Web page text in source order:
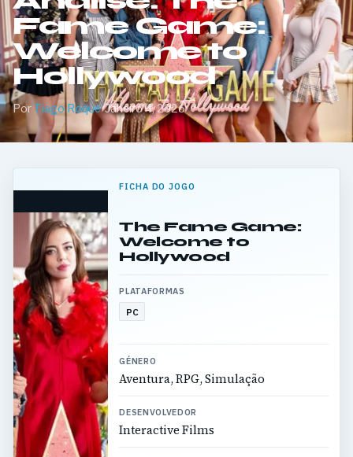
Fame Game:
Welcome to
Hollywood
Por Tiago Roque·Janeiro 4, 2026
FICHA DO JOGO
The Fame Game:
Welcome to
Hollywood
PLATAFORMAS
PC
GÉNERO
Aventura, RPG, Simulação
DESENVOLVEDOR
Interactive Films